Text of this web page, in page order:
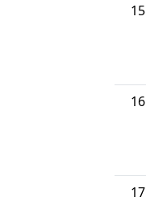
15
16
17